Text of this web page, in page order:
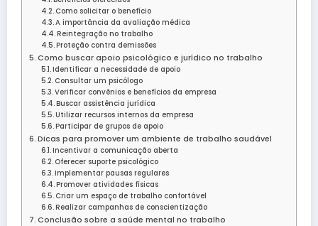
Como solicitar o benefício
A importância da avaliação médica
Reintegração no trabalho
Proteção contra demissões
Como buscar apoio psicológico e jurídico no trabalho
Identificar a necessidade de apoio
Consultar um psicólogo
Verificar convênios e benefícios da empresa
Buscar assistência jurídica
Utilizar recursos internos da empresa
Participar de grupos de apoio
Dicas para promover um ambiente de trabalho saudável
Incentivar a comunicação aberta
Oferecer suporte psicológico
Implementar pausas regulares
Promover atividades físicas
Criar um espaço de trabalho confortável
Realizar campanhas de conscientização
Conclusão sobre a saúde mental no trabalho